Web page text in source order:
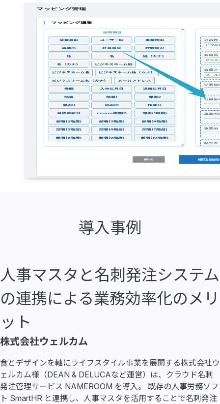
導入事例
人事マスタと名刺発注システム
の連携による業務効率化のメリ
ット
株式会社ウェルカム
食とデザインを軸にライフスタイル事業を展開する株式会社ウ
ェルカム様（DEAN & DELUCAなど運営）は、クラウド名刺
発注管理サービス NAMEROOM を導入。 既存の人事労務ソフ
ト SmartHR と連携し、人事マスタを活用することで名刺発注